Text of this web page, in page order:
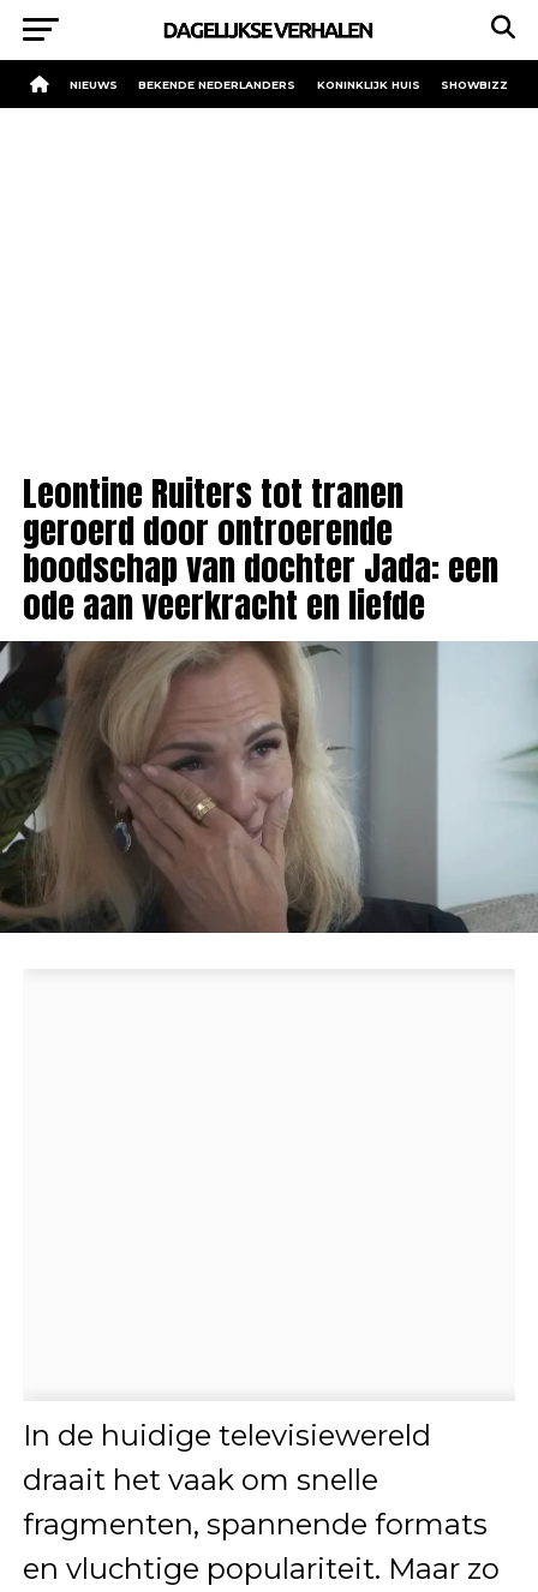
NIEUWS BEKENDE NEDERLANDERS KONINKLIJK HUIS SHOWBIZZ
Leontine Ruiters tot tranen
geroerd door ontroerende
boodschap van dochter Jada: een
ode aan veerkracht en liefde
In de huidige televisiewereld
draait het vaak om snelle
fragmenten, spannende formats
en vluchtige populariteit. Maar zo